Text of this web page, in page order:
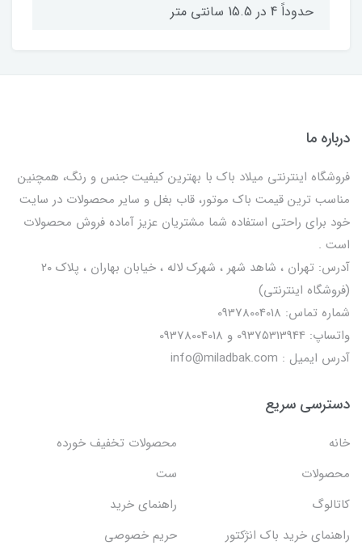
حدوداً 4 در 15.5 سانتی متر
درباره ما
فروشگاه اینترنتی میلاد باک با بهترین کیفیت جنس و رنگ، همچنین
مناسب ترین قیمت باک موتور، قاب بغل و سایر محصولات در سایت
خود برای راحتی استفاده شما مشتریان عزیز آماده فروش محصولات
است .
آدرس: تهران ، شاهد شهر ، شهرک لاله ، خیابان بهاران ، پلاک ۲۰
(فروشگاه اینترنتی)
شماره تماس: 09378004018
واتساپ: 09375313944 و 09378004018
آدرس ایمیل : info@miladbak.com
دسترسی سریع
خانه
محصولات تخفیف خورده
محصولات
ست
کاتالوگ
راهنمای خرید
راهنمای خرید باک انژکتور
حریم خصوصی